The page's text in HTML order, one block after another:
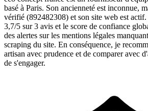
basé à Paris. Son ancienneté est inconnue,
vérifié (892482308) et son site web est
3,7/5 sur 3 avis et le score de confiance
des alertes sur les mentions légales
scraping du site. En conséquence, je
artisan avec prudence et de comparer avec
de s'engager.